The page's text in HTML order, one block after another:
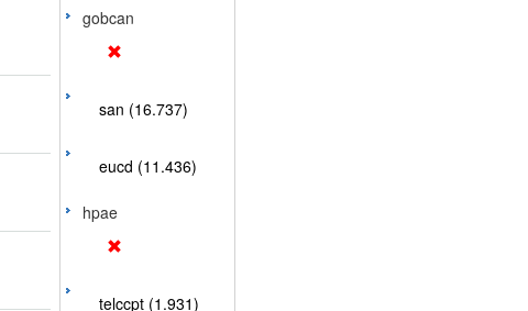
gobcan
san (16.737)
eucd (11.436)
hpae
telccpt (1.931)